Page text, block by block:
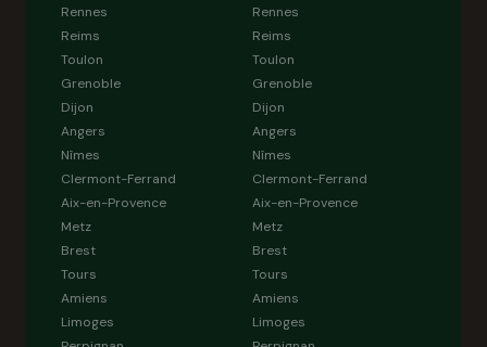
Rennes
Reims
Toulon
Grenoble
Dijon
Angers
Nîmes
Clermont-Ferrand
Aix-en-Provence
Metz
Brest
Tours
Amiens
Limoges
Rennes
Reims
Toulon
Grenoble
Dijon
Angers
Nîmes
Clermont-Ferrand
Aix-en-Provence
Metz
Brest
Tours
Amiens
Limoges